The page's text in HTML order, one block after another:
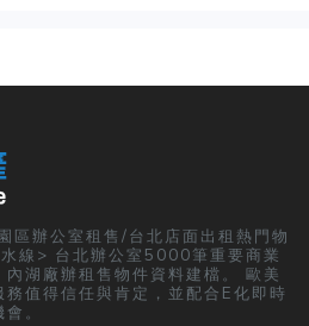
區辦公室租售/台北店面出租熱門物
線> 台北辦公室5000筆重要商業
湖廠辦租售物件資料建檔。 歐美
值得信任與肯定，並配合E化即時
。